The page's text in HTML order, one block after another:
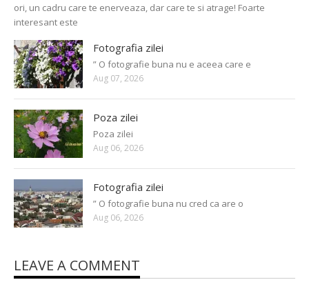
ori, un cadru care te enerveaza, dar care te si atrage! Foarte
interesant este
Fotografia zilei
” O fotografie buna nu e aceea care e
Aug 07, 2026
Poza zilei
Poza zilei
Aug 06, 2026
Fotografia zilei
” O fotografie buna nu cred ca are o
Aug 06, 2026
LEAVE A COMMENT